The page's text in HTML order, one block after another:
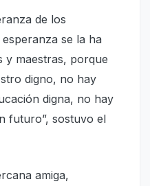
de los
se la ha
y maestras, porque
digno, no hay
digna, no hay
futuro”, sostuvo el
amiga,